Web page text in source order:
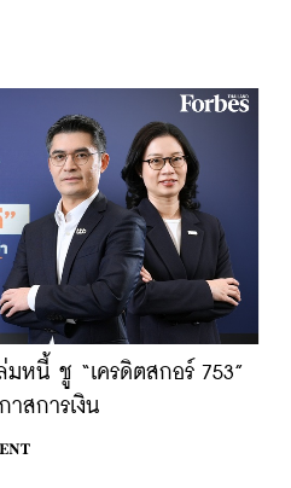
หนี้ ชู “เครดิตสกอร์ 753”
าสการเงิน